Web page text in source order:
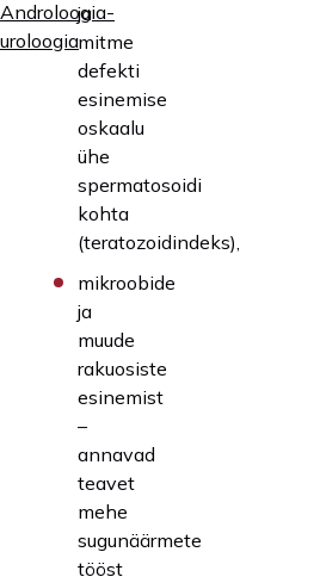
Androloogia-
uroloogia
ja
mitme
defekti
esinemise
oskaalu
ühe
spermatosoidi
kohta
(teratozoidindeks),
mikroobide
ja
muude
rakuosiste
esinemist
–
annavad
teavet
mehe
sugunäärmete
tööst